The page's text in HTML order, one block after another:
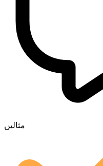
مثالیں